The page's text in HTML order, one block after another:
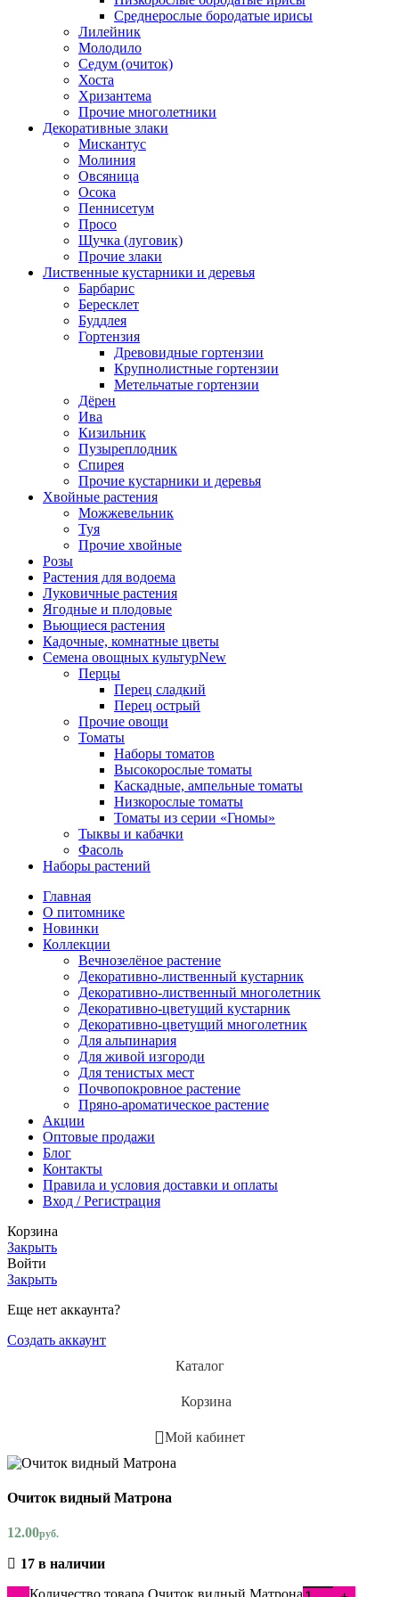
Среднерослые бородатые ирисы
Лилейник
Молодило
Седум (очиток)
Хоста
Хризантема
Прочие многолетники
Декоративные злаки
Мискантус
Молиния
Овсяница
Осока
Пеннисетум
Просо
Щучка (луговик)
Прочие злаки
Лиственные кустарники и деревья
Барбарис
Бересклет
Буддлея
Гортензия
Древовидные гортензии
Крупнолистные гортензии
Метельчатые гортензии
Дёрен
Ива
Кизильник
Пузыреплодник
Спирея
Прочие кустарники и деревья
Хвойные растения
Можжевельник
Туя
Прочие хвойные
Розы
Растения для водоема
Луковичные растения
Ягодные и плодовые
Вьющиеся растения
Кадочные, комнатные цветы
Семена овощных культурNew
Перцы
Перец сладкий
Перец острый
Прочие овощи
Томаты
Наборы томатов
Высокорослые томаты
Каскадные, ампельные томаты
Низкорослые томаты
Томаты из серии «Гномы»
Тыквы и кабачки
Фасоль
Наборы растений
Главная
О питомнике
Новинки
Коллекции
Вечнозелёное растение
Декоративно-лиственный кустарник
Декоративно-лиственный многолетник
Декоративно-цветущий кустарник
Декоративно-цветущий многолетник
Для альпинария
Для живой изгороди
Для тенистых мест
Почвопокровное растение
Пряно-ароматическое растение
Акции
Оптовые продажи
Блог
Контакты
Правила и условия доставки и оплаты
Вход / Регистрация
Корзина
Закрыть
Войти
Закрыть
Еще нет аккаунта?
Создать аккаунт
Каталог
Корзина
Мой кабинет
Очиток видный Матрона
12.00руб.
17 в наличии